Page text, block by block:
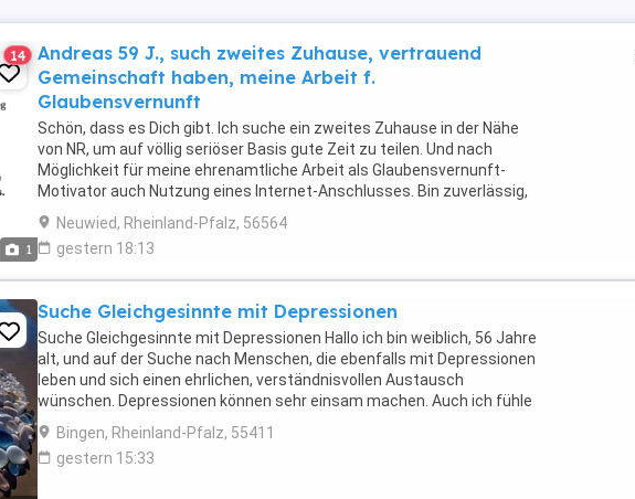
1
14
Andreas 59 J., such zweites Zuhause, vertrauend
Gemeinschaft haben, meine Arbeit f.
Glaubensvernunft
Schön, dass es Dich gibt. Ich suche ein zweites Zuhause in der Nähe
von NR, um auf völlig seriöser Basis gute Zeit zu teilen. Und nach
Möglichkeit für meine ehrenamtliche Arbeit als Glaubensvernunft-
Motivator auch Nutzung eines Internet-Anschlusses. Bin zuverlässig,
ehrlich, ledig (Heiratswunsch). Mache ...
Neuwied, Rheinland-Pfalz, 56564
gestern 18:13
Suche Gleichgesinnte mit Depressionen
Suche Gleichgesinnte mit Depressionen Hallo ich bin weiblich, 56 Jahre
alt, und auf der Suche nach Menschen, die ebenfalls mit Depressionen
leben und sich einen ehrlichen, verständnisvollen Austausch
wünschen. Depressionen können sehr einsam machen. Auch ich fühle
mich oft einsam, obwohl ich mir ...
Bingen, Rheinland-Pfalz, 55411
gestern 15:33